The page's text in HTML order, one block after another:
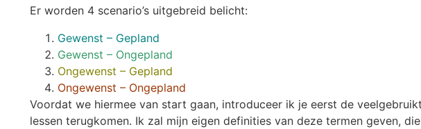
Er worden 4 scenario’s uitgebreid belicht:
Gewenst – Gepland
Gewenst – Ongepland
Ongewenst – Gepland
Ongewenst – Ongepland
Voordat we hiermee van start gaan, introduceer ik je eerst de
lessen terugkomen. Ik zal mijn eigen definities van deze termen geven,